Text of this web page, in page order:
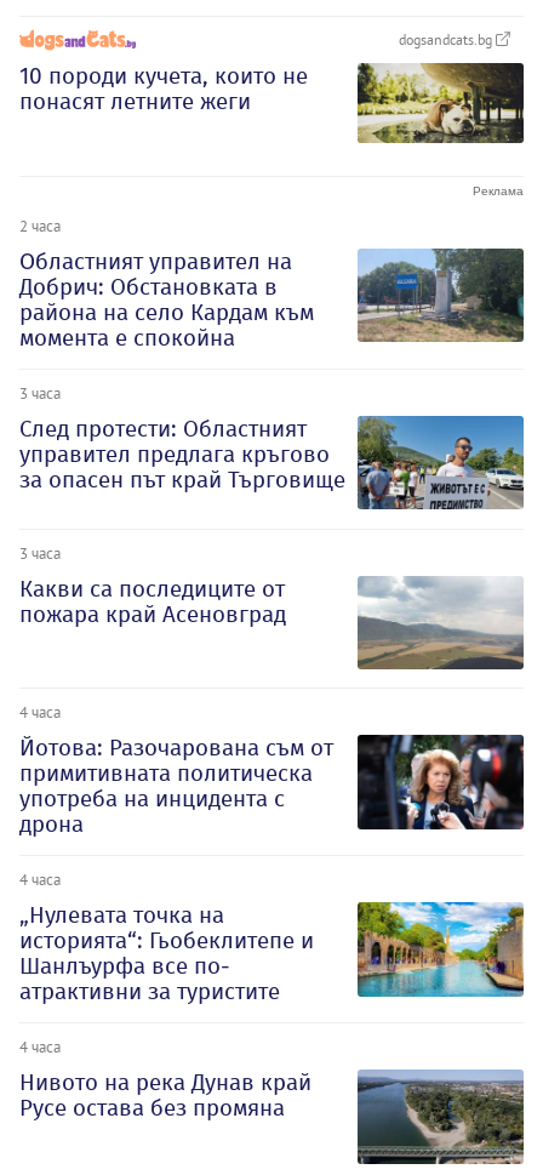
dogsandcats.bg
10 породи кучета, които не
понасят летните жеги
2 часа
Oбластният управител на
Добрич: Обстановката в
района на село Кардам към
момента е спокойна
3 часа
След протести: Областният
управител предлага кръгово
за опасен път край Търговище
3 часа
Какви са последиците от
пожара край Асеновград
4 часа
Йотова: Разочарована съм от
примитивната политическа
употреба на инцидента с
дрона
4 часа
„Нулевата точка на
историята“: Гьобеклитепе и
Шанлъурфа все по-
атрактивни за туристите
4 часа
Нивото на река Дунав край
Русе остава без промяна